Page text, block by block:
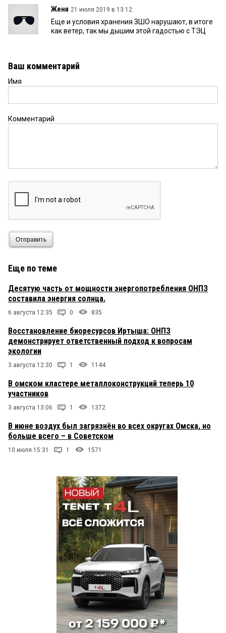
Женя 21 июля 2019 в 13:12:
Еще и условия хранения ЗШО нарушают, в итоге
как ветер, так мы дышим этой гадостью с ТЭЦ
Ваш комментарий
Имя
Комментарий
Отправить
Еще по теме
Десятую часть от мощности энергопотребления ОНПЗ
составила энергия солнца.
6 августа 12:35 0 835
Восстановление биоресурсов Иртыша: ОНПЗ
демонстрирует ответственный подход к вопросам
экологии
3 августа 12:30 1 1144
В омском кластере металлоконструкций теперь 10
участников
3 августа 13:06 1 1372
В июне воздух был загрязнён во всех округах Омска, но
больше всего – в Советском
10 июля 15:31 1 1571